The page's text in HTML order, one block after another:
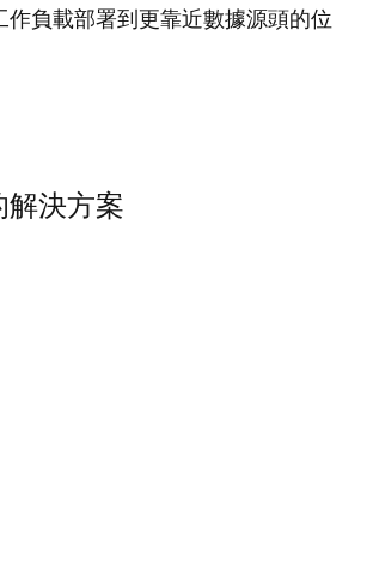
作負載部署到更靠近數據源頭的位
解決方案